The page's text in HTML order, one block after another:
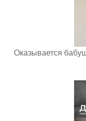
Оказывается